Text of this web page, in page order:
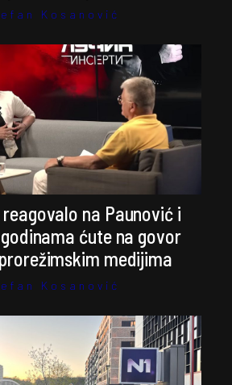
Kosanović
na Paunović i
ćute na govor
medijima
Kosanović